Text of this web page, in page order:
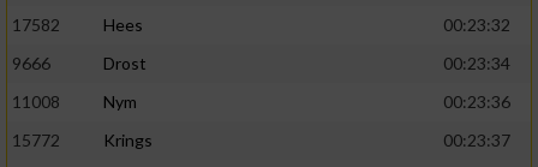
17582
Hees
00:23:32
9666
Drost
00:23:34
11008
Nym
00:23:36
15772
Krings
00:23:37